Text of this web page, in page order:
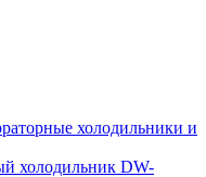
холодильники и
холодильник DW-